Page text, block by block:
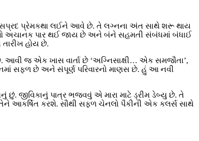
રસપ્રદ પ્રેમકથા લઈને આવે છે. તે લગ્નના અંત સાથે શરૂ થાય
અચાનક પાર થઈ જાય છે અને બંને સહમતી સંબંધમાં બંધાઈ
હોય છે.
જ એક ખાસ વાર્તા છે ‘અગ્નિસાક્ષી… એક સમજૌતા’,
સફળ છે અને સંપૂર્ણ પરિવારનો માણસ છે. હું આ નવી
છું. જીવિકાનું પાત્ર ભજવવું એ મારા માટે ડ્રીમ ડેબ્યુ છે. તે
આકર્ષિત કરશે. સૌથી સફળ ચેનલો પૈકીની એક કલર્સ સાથે